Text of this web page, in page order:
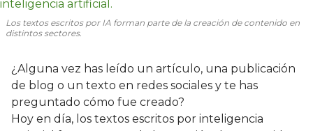
Los textos escritos por IA forman parte de la creación de contenido en
distintos sectores.
¿Alguna vez has leído un artículo, una publicación
de blog o un texto en redes sociales y te has
preguntado cómo fue creado?
Hoy en día, los textos escritos por inteligencia